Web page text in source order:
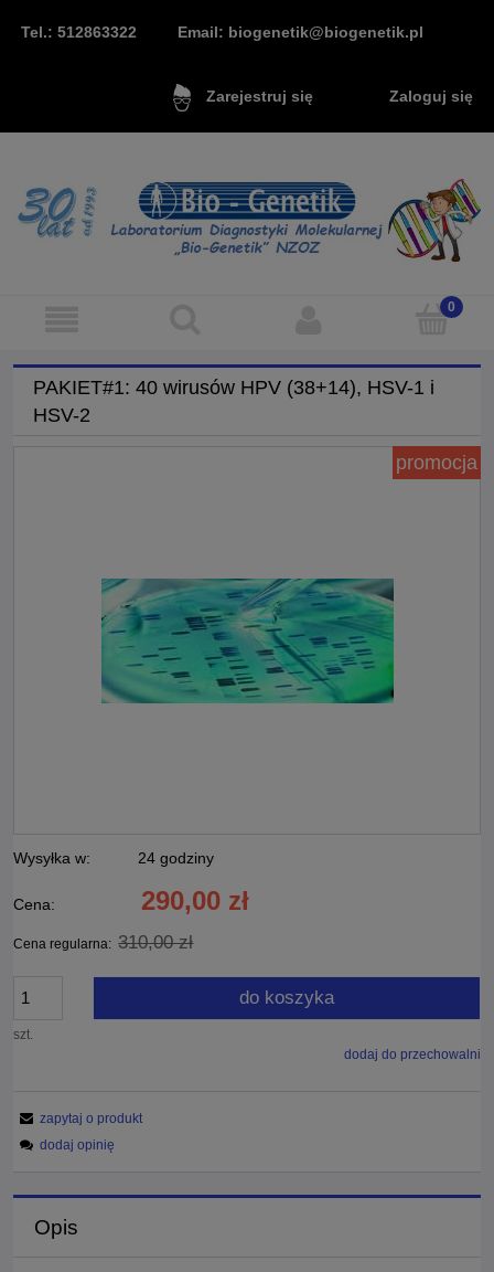
Tel.: 512863322 Email: biogenetik@biogenetik.pl
Zarejestruj się Zaloguj się
PAKIET#1: 40 wirusów HPV (38+14), HSV-1 i
HSV-2
promocja
Wysyłka w: 24 godziny
Cena: 290,00 zł
Cena regularna: 310,00 zł
szt.
do koszyka
dodaj do przechowalni
zapytaj o produkt
dodaj opinię
Opis